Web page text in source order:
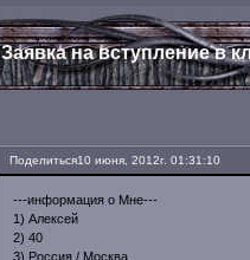
Заявка на вступление в
Поделиться10 июня, 2012г. 01:31:10
---информация о Мне---
1) Алексей
2) 40
3) Россия / Москва